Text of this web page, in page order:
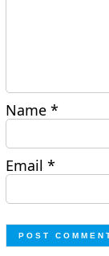
Name*
Email*